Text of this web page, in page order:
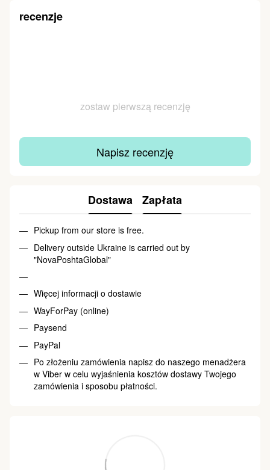
recenzje
zostaw pierwszą recenzję
Napisz recenzję
Dostawa Zapłata
Pickup from our store is free.
Delivery outside Ukraine is carried out by
"NovaPoshtaGlobal"
Więcej informacji o dostawie
WayForPay (online)
Paysend
PayPal
Po złożeniu zamówienia napisz do naszego menadżera
w Viber w celu wyjaśnienia kosztów dostawy Twojego
zamówienia i sposobu płatności.